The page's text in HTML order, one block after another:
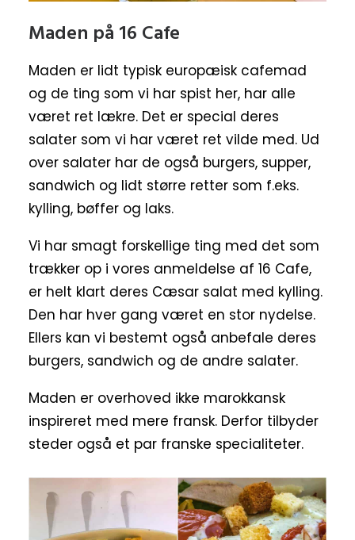
Maden på 16 Cafe
Maden er lidt typisk europæisk cafemad
og de ting som vi har spist her, har alle
været ret lækre. Det er special deres
salater som vi har været ret vilde med. Ud
over salater har de også burgers, supper,
sandwich og lidt større retter som f.eks.
kylling, bøffer og laks.
Vi har smagt forskellige ting med det som
trækker op i vores anmeldelse af 16 Cafe,
er helt klart deres Cæsar salat med kylling.
Den har hver gang været en stor nydelse.
Ellers kan vi bestemt også anbefale deres
burgers, sandwich og de andre salater.
Maden er overhoved ikke marokkansk
inspireret med mere fransk. Derfor tilbyder
steder også et par franske specialiteter.